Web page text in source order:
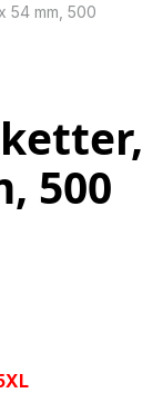
54 mm, 500
500